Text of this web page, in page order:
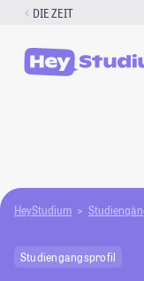
Zum
springen
DIE ZEIT
HeyStudium
Studiengangsprofil